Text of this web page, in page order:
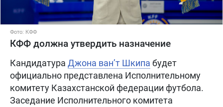
Фото: КФФ
КФФ должна утвердить назначение
Кандидатура Джона ван’т Шкипа будет
официально представлена Исполнительному
комитету Казахстанской федерации футбола.
Заседание Исполнительного комитета